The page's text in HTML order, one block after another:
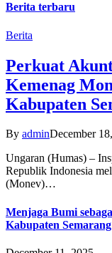
Berita terbaru
Berita
Perkuat
Kemenag
Kabupaten
By adminDecember
Ungaran (Humas) –
Republik Indonesia
(Monev)…
Menjaga Bumi
Kabupaten